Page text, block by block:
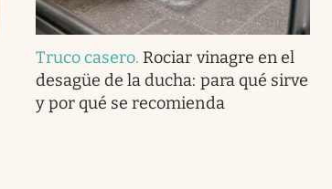
Truco casero. Rociar vinagre en el
desagüe de la ducha: para qué sirve
y por qué se recomienda